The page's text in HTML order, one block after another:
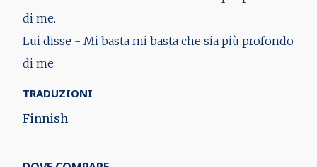
di me.
Lui disse - Mi basta mi basta che sia più profondo
di me
TRADUZIONI
Finnish